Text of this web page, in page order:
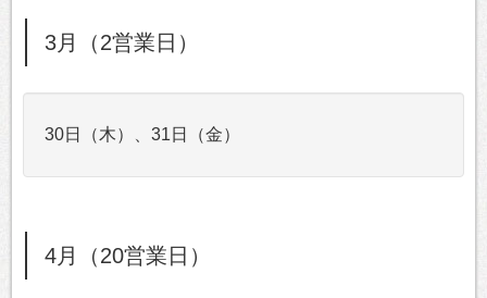
3月（2営業日）
30日（木）、31日（金）
4月（20営業日）